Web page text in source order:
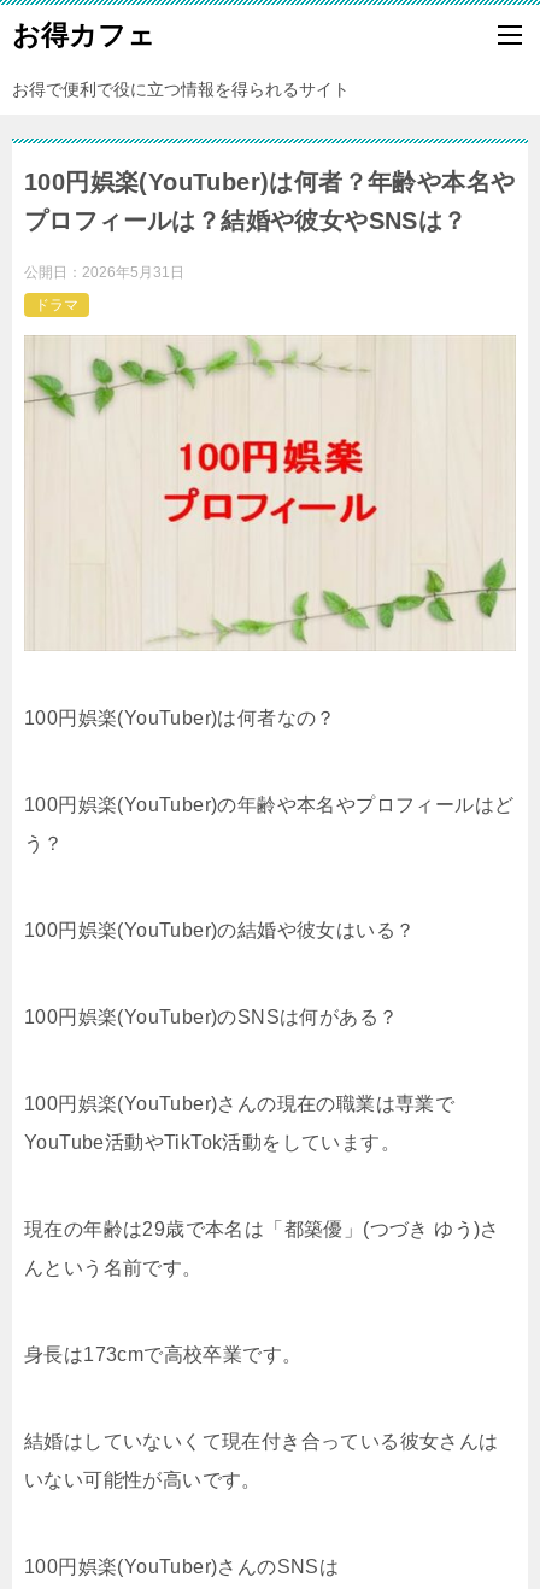
お得カフェ
お得で便利で役に立つ情報を得られるサイト
100円娯楽(YouTuber)は何者？年齢や本名や
プロフィールは？結婚や彼女やSNSは？
公開日： 2026年5月31日
ドラマ
100円娯楽(YouTuber)は何者なの？
100円娯楽(YouTuber)の年齢や本名やプロフィールはど
う？
100円娯楽(YouTuber)の結婚や彼女はいる？
100円娯楽(YouTuber)のSNSは何がある？
100円娯楽(YouTuber)さんの現在の職業は専業で
YouTube活動やTikTok活動をしています。
現在の年齢は29歳で本名は「都築優」(つづき ゆう)さ
んという名前です。
身長は173cmで高校卒業です。
結婚はしていないくて現在付き合っている彼女さんは
いない可能性が高いです。
100円娯楽(YouTuber)さんのSNSは